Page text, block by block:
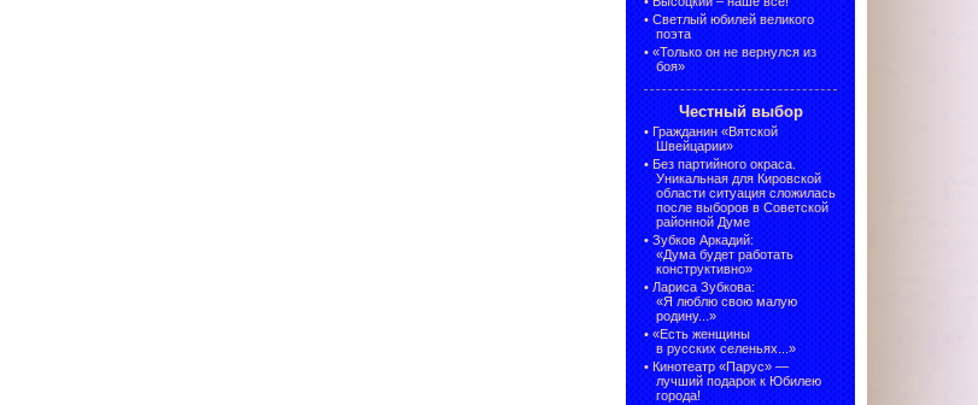
• Светлый юбилей великого
поэта
• «Только он не вернулся из
боя»
Честный выбор
• Гражданин «Вятской
Швейцарии»
• Без партийного окраса.
Уникальная для Кировской
области ситуация сложилась
после выборов в Советской
районной Думе
• Зубков Аркадий:
«Дума будет работать
конструктивно»
• Лариса Зубкова:
«Я люблю свою малую
родину...»
• «Есть женщины
в русских селеньях...»
• Кинотеатр «Парус» —
лучший подарок к Юбилею
города!